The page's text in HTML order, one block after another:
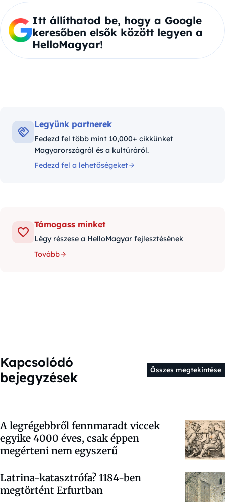
Itt állíthatod be, hogy a Google
keresőben elsők között legyen a
HelloMagyar!
Legyünk partnerek
Fedezd fel több mint 10,000+ cikkünket
Magyarországról és a kultúráról.
Fedezd fel a lehetőségeket
Támogass minket
Légy részese a HelloMagyar fejlesztésének
Tovább
Kapcsolódó
bejegyzések
Összes megtekintése
A legrégebbről fennmaradt viccek
egyike 4000 éves, csak éppen
megérteni nem egyszerű
Latrina-katasztrófa? 1184-ben
megtörtént Erfurtban